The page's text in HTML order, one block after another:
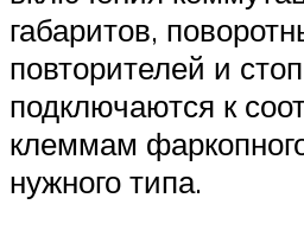
габаритов,
повторителей и
подключаются к
клеммам
нужного типа.